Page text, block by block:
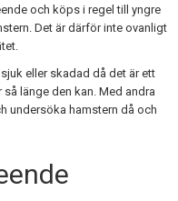
och köps i regel till yngre
Det är därför inte ovanligt
eller skadad då det är ett
länge den kan. Med andra
undersöka hamstern då och